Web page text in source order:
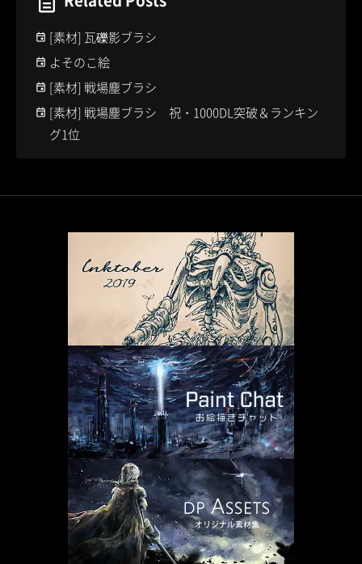
[素材] 瓦礫影ブラシ
よそのこ絵
[素材] 戦場塵ブラシ
[素材] 戦場塵ブラシ 祝・1000DL突破＆ランキン
グ1位